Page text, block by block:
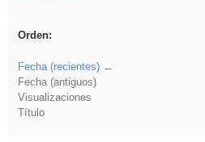
Orden:
Fecha (recientes)
Fecha (antiguos)
Visualizaciones
Título